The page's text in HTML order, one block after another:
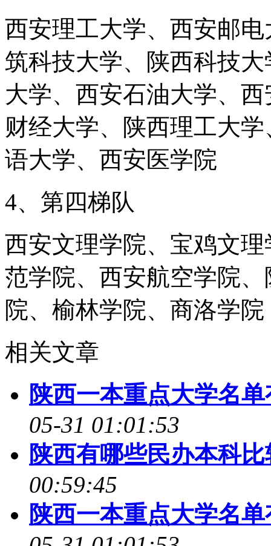
西安理工大学、西安邮
筑科技大学、陕西科技
大学、西安石油大学、
财经大学、陕西理工大
语大学、西安医学院
4、第四梯队
西安文理学院、宝鸡文
范学院、西安航空学院
院、榆林学院、商洛学院
相关文章
陕西一本重点大学名
05-31 01:01:53
陕西有哪些民办本科
00:59:45
陕西一本重点大学名